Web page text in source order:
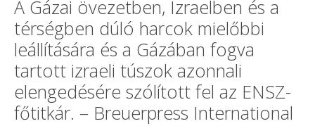
A Gázai övezetben, Izraelben és a
térségben dúló harcok mielőbbi
leállítására és a Gázában fogva
tartott izraeli túszok azonnali
elengedésére szólított fel az ENSZ-
főtitkár. – Breuerpress International